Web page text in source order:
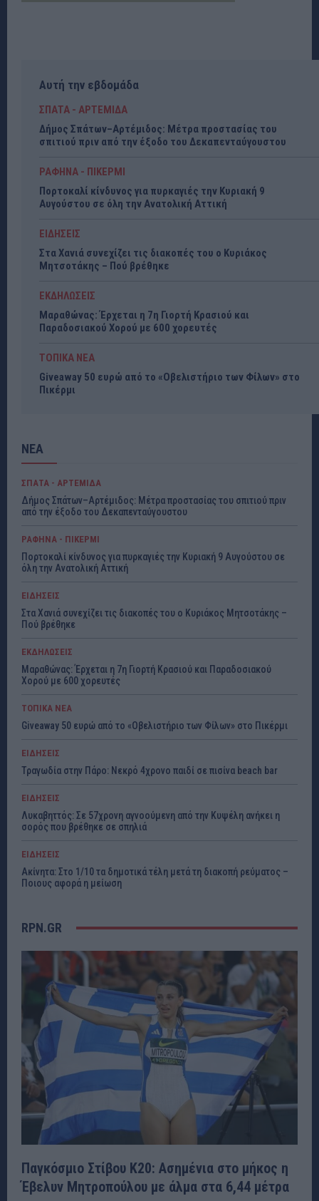
Αυτή την εβδομάδα
ΣΠΑΤΑ - ΑΡΤΕΜΙΔΑ
Δήμος Σπάτων–Αρτέμιδος: Μέτρα προστασίας του
σπιτιού πριν από την έξοδο του Δεκαπενταύγουστου
ΡΑΦΗΝΑ - ΠΙΚΕΡΜΙ
Πορτοκαλί κίνδυνος για πυρκαγιές την Κυριακή 9
Αυγούστου σε όλη την Ανατολική Αττική
ΕΙΔΗΣΕΙΣ
Στα Χανιά συνεχίζει τις διακοπές του ο Κυριάκος
Μητσοτάκης – Πού βρέθηκε
ΕΚΔΗΛΩΣΕΙΣ
Μαραθώνας: Έρχεται η 7η Γιορτή Κρασιού και
Παραδοσιακού Χορού με 600 χορευτές
ΤΟΠΙΚΑ ΝΕΑ
Giveaway 50 ευρώ από το «Οβελιστήριο των Φίλων» στο
Πικέρμι
ΝΕΑ
ΣΠΑΤΑ - ΑΡΤΕΜΙΔΑ
Δήμος Σπάτων–Αρτέμιδος: Μέτρα προστασίας του σπιτιού πριν
από την έξοδο του Δεκαπενταύγουστου
ΡΑΦΗΝΑ - ΠΙΚΕΡΜΙ
Πορτοκαλί κίνδυνος για πυρκαγιές την Κυριακή 9 Αυγούστου σε
όλη την Ανατολική Αττική
ΕΙΔΗΣΕΙΣ
Στα Χανιά συνεχίζει τις διακοπές του ο Κυριάκος Μητσοτάκης –
Πού βρέθηκε
ΕΚΔΗΛΩΣΕΙΣ
Μαραθώνας: Έρχεται η 7η Γιορτή Κρασιού και Παραδοσιακού
Χορού με 600 χορευτές
ΤΟΠΙΚΑ ΝΕΑ
Giveaway 50 ευρώ από το «Οβελιστήριο των Φίλων» στο Πικέρμι
ΕΙΔΗΣΕΙΣ
Τραγωδία στην Πάρο: Νεκρό 4χρονο παιδί σε πισίνα beach bar
ΕΙΔΗΣΕΙΣ
Λυκαβηττός: Σε 57χρονη αγνοούμενη από την Κυψέλη ανήκει η
σορός που βρέθηκε σε σπηλιά
ΕΙΔΗΣΕΙΣ
Ακίνητα: Στο 1/10 τα δημοτικά τέλη μετά τη διακοπή ρεύματος –
Ποιους αφορά η μείωση
RPN.GR
Παγκόσμιο Στίβου Κ20: Ασημένια στο μήκος η
Έβελυν Μητροπούλου με άλμα στα 6,44 μέτρα